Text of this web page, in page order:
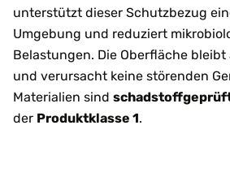
unterstützt dieser Schutzbezug
Umgebung und reduziert
Belastungen. Die Oberfläche
und verursacht keine störenden
Materialien sind
der Produktklasse 1.